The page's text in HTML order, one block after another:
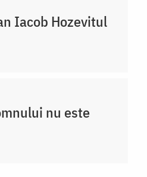
Iacob Hozevitul
nu este